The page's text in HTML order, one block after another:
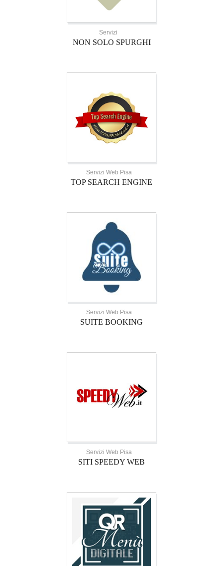
Servizi
NON SOLO SPURGHI
Servizi Web Pisa
TOP SEARCH ENGINE
Servizi Web Pisa
SUITE BOOKING
Servizi Web Pisa
SITI SPEEDY WEB